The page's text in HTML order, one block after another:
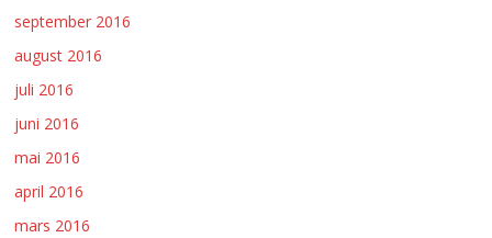
september 2016
august 2016
juli 2016
juni 2016
mai 2016
april 2016
mars 2016